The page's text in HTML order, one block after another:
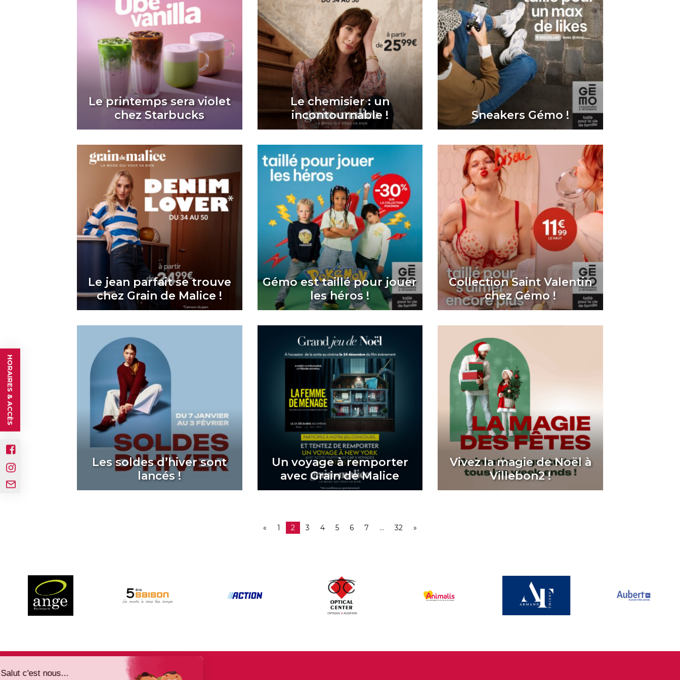
Le printemps sera violet
chez Starbucks
Le chemisier : un
incontournable !
Sneakers Gémo !
Le jean parfait se trouve
chez Grain de Malice !
Gémo est taillé pour jouer
les héros !
Collection Saint Valentin
chez Gémo !
Les soldes d’hiver sont
lancés !
Un voyage à remporter
avec Grain de Malice
Vivez la magie de Noël à
Villebon2 !
« 1 2 3 4 5 6 7 … 32 »
HORAIRES & ACCÈS